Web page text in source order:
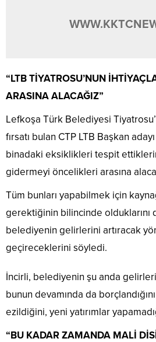
“LTB TİYATROSU’NUN
ARASINA ALACAĞIZ”
Lefkoşa Türk Belediyesi
fırsatı bulan CTP LTB Başkan
binadaki eksiklikleri tespit
gidermeyi öncelikleri arasına
Tüm bunları yapabilmek için
gerektiğinin bilincinde olduklarını
belediyenin gelirlerini artıracak
geçireceklerini söyledi.
İncirli, belediyenin şu anda
bunun devamında da
ezildiğini, yeni yatırımlar
“BU KADAR ZAMANDA MALİ